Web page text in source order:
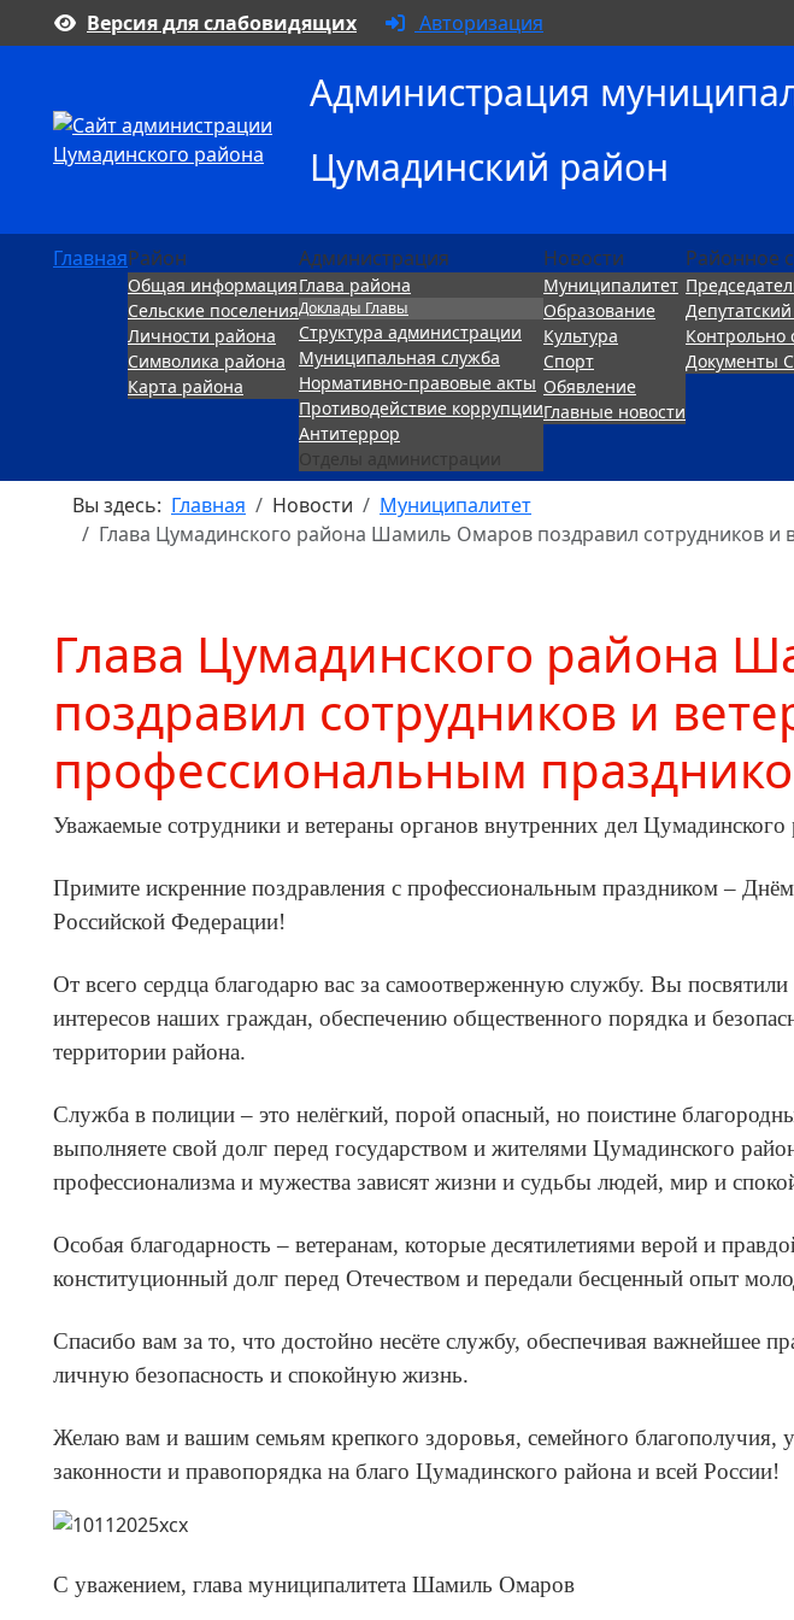
Версия для слабовидящих Авторизация
Администрация
Цумадинский район
ГлавнаяРайон
Общая информация
Сельские поселения
Личности района
Символика района
Карта района
Администрация
Глава района
Доклады Главы
Структура администрации
Муниципальная служба
Нормативно-правовые акты
Противодействие коррупции
Антитеррор
Отделы администрации
Новости
Муниципалитет
Образование
Культура
Спорт
Обявление
Главные новости
Районное
Контрольно
Документы
Вы здесь: Главная Новости
Муниципалитет
Глава Цумадинского района Шамиль Омаров поздравил сотрудников
Глава Цумадинского района
поздравил сотрудников и
профессиональным
Уважаемые сотрудники и ветераны органов внутренних дел Цумадинского
Примите искренние поздравления с профессиональным праздником –
Российской Федерации!
От всего сердца благодарю вас за самоотверженную службу. Вы
интересов наших граждан, обеспечению общественного порядка и
территории района.
Служба в полиции – это нелёгкий, порой опасный, но поистине
выполняете свой долг перед государством и жителями Цумадинского
профессионализма и мужества зависят жизни и судьбы людей, мир и
Особая благодарность – ветеранам, которые десятилетиями верой и
конституционный долг перед Отечеством и передали бесценный опыт
Спасибо вам за то, что достойно несёте службу, обеспечивая важнейшее
личную безопасность и спокойную жизнь.
Желаю вам и вашим семьям крепкого здоровья, семейного благополучия,
законности и правопорядка на благо Цумадинского района и всей России!
С уважением, глава муниципалитета Шамиль Омаров